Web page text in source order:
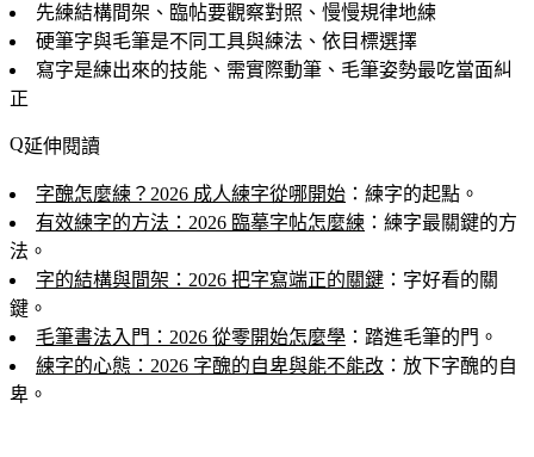
先練結構間架、臨帖要觀察對照、慢慢規律地練
硬筆字與毛筆是不同工具與練法、依目標選擇
寫字是練出來的技能、需實際動筆、毛筆姿勢最吃當面糾
正
延伸閱讀
字醜怎麼練？2026 成人練字從哪開始 ：練字的起點。
有效練字的方法：2026 臨摹字帖怎麼練 ：練字最關鍵的方
法。
字的結構與間架：2026 把字寫端正的關鍵 ：字好看的關
鍵。
毛筆書法入門：2026 從零開始怎麼學 ：踏進毛筆的門。
練字的心態：2026 字醜的自卑與能不能改 ：放下字醜的自
卑。